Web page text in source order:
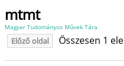
mtmt
Magyar Tudományos Művek Tára
Előző oldal Összesen 1